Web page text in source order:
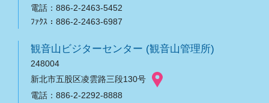
電話：886-2-2463-5452
ﾌｧｸｽ：886-2-2463-6987
観音山ビジターセンター (観音山管理所)
248004
新北市五股区凌雲路三段130号
電話：886-2-2292-8888